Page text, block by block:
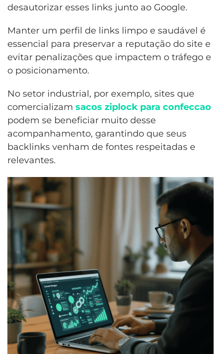
desautorizar esses links junto ao Google.
Manter um perfil de links limpo e saudável é
essencial para preservar a reputação do site e
evitar penalizações que impactem o tráfego e
o posicionamento.
No setor industrial, por exemplo, sites que
comercializam sacos ziplock para confeccao
podem se beneficiar muito desse
acompanhamento, garantindo que seus
backlinks venham de fontes respeitadas e
relevantes.